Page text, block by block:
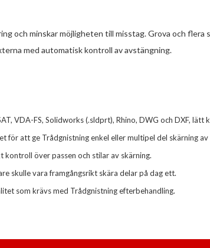
och minskar möjligheten till misstag. Grova och flera
med automatisk kontroll av avstängning.
VDA-FS, Solidworks (.sldprt), Rhino, DWG och DXF, lätt
för att ge Trådgnistning enkel eller multipel del skärning
över passen och stilar av skärning.
skulle vara framgångsrikt skära delar på dag ett.
som krävs med Trådgnistning efterbehandling.